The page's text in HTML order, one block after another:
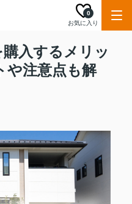
お気に入り
0
入するメリッ
や注意点も解